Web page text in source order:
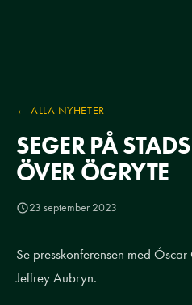
← ALLA NYHETER
SEGER PÅ
ÖVER ÖGRYTE
23 september 2023
Se presskonferensen med
Jeffrey Aubryn.